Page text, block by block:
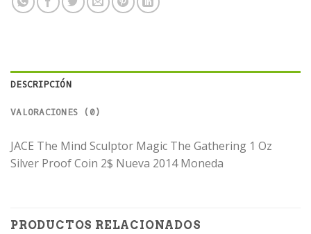
DESCRIPCIÓN
VALORACIONES (0)
JACE The Mind Sculptor Magic The Gathering 1 Oz
Silver Proof Coin 2$ Nueva 2014 Moneda
PRODUCTOS RELACIONADOS